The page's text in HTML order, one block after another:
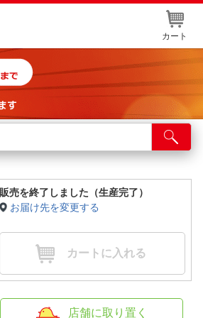
カート
販売を終了しました（生産完了）
お届け先を変更する
カートに入れる
店舗に取り置く